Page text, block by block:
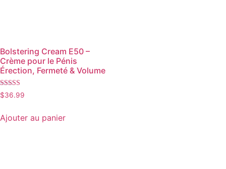
Bolstering Cream E50 –
Crème pour le Pénis
Érection, Fermeté & Volume
Note
5.00
$36.99
Ajouter au panier